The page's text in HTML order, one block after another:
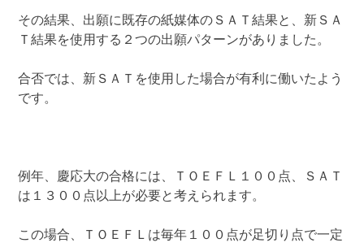
その結果、出願に既存の紙媒体のＳＡＴ結果と、新ＳＡ
Ｔ結果を使用する２つの出願パターンがありました。
合否では、新ＳＡＴを使用した場合が有利に働いたよう
です。
例年、慶応大の合格には、ＴＯＥＦＬ１００点、ＳＡＴ
は１３００点以上が必要と考えられます。
この場合、ＴＯＥＦＬは毎年１００点が足切り点で一定